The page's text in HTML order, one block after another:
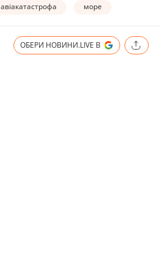
авіакатастрофа море
ОБЕРИ НОВИНИ.LIVE В